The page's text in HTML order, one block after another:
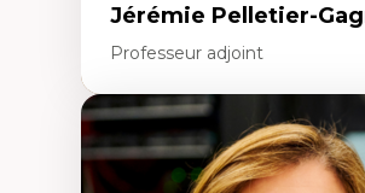
Jérémie Pelletier-
Professeur adjoint
Expertises
Études du jeu vidéo
Fouille de textes